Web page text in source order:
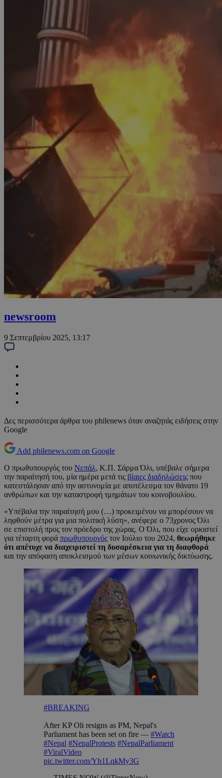
newsroom
9 Σεπτεμβρίου 2025, 13:17
Δες περισσότερα άρθρα του philenews όταν αναζητάς ειδήσεις στην
Google
Add philenews.com on Google
Ο πρωθυπουργός του Νεπάλ, Κ.Π. Σάρμα Όλι, υπέβαλε σήμερα
την παραίτησή του, μία ημέρα μετά τις βίαιες διαδηλώσεις που
κατεστάλησαν από την αστυνομία με αποτέλεσμα τον θάνατο 19
ανθρώπων και την καταστροφή τμημάτων του κοινοβουλίου.
«Υπέβαλα την παραίτησή μου (…) προκειμένου να μπορέσουν να
ληφθούν μέτρα για μια πολιτική λύση», ανέφερε ο 73χρονος Όλι
σε επιστολή προς τον πρόεδρο της χώρας. Ο Όλι, που είχε ορκιστεί
για τέταρτη φορά πρωθυπουργός τον Ιούλιο του 2024, θεωρήθηκε
ότι απέτυχε να διαχειριστεί τη δυσαρέσκεια για τη διαφθορά
και την απόφαση αποκλεισμού των μέσων κοινωνικής δικτύωσης.
#BREAKING
After KP Oli resigns as PM, Nepal's
Parliament has been set on fire — #Watch
#Nepal #NepalProtests #NepalParliament
#ViralVideo
pic.twitter.com/Yh1LqkMy3G